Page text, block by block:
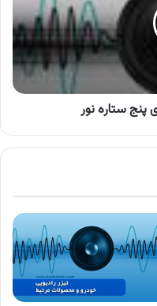
پنج ستاره نور